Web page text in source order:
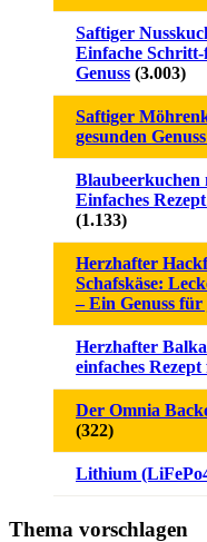
Saftiger
Einfache
Genuss (3.003)
Saftiger
gesunden
Blaubeerkuchen
Einfaches
(1.133)
Herzhafter
Schafskäse:
– Ein Genuss für
Herzhafter
einfaches
Der Omnia
(322)
Lithium
Thema vorschlagen